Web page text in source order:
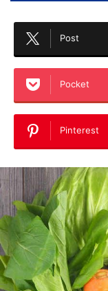
Post
Pocket
Pinterest